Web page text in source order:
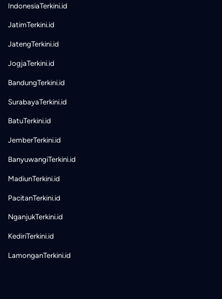
IndonesiaTerkini.id
JatimTerkini.id
JatengTerkini.id
JogjaTerkini.id
BandungTerkini.id
SurabayaTerkini.id
BatuTerkini.id
JemberTerkini.id
BanyuwangiTerkini.id
MadiunTerkini.id
PacitanTerkini.id
NganjukTerkini.id
KediriTerkini.id
LamonganTerkini.id